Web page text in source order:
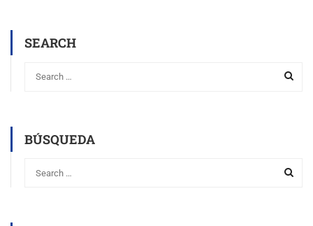
SEARCH
BÚSQUEDA